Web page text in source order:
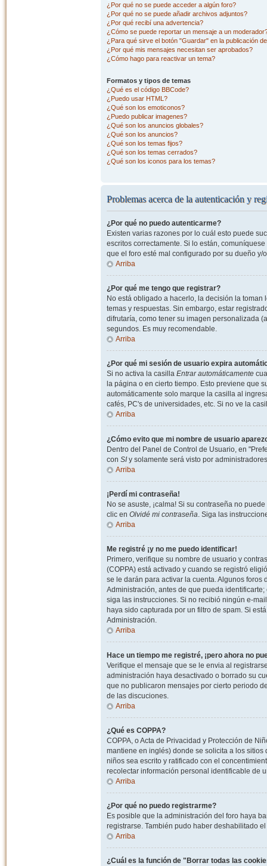
¿Por qué no se puede acceder a algún foro?
¿Por qué no se puede añadir archivos adjuntos?
¿Por qué recibí una advertencia?
¿Cómo se puede reportar un mensaje a un
¿Para qué sirve el botón "Guardar" en la publicación
¿Por qué mis mensajes necesitan ser aprobados?
¿Cómo hago para reactivar un tema?
Formatos y tipos de temas
¿Qué es el código BBCode?
¿Puedo usar HTML?
¿Qué son los emoticonos?
¿Puedo publicar imagenes?
¿Qué son los anuncios globales?
¿Qué son los anuncios?
¿Qué son los temas fijos?
¿Qué son los temas cerrados?
¿Qué son los iconos para los temas?
Problemas acerca de la autenticación y
¿Por qué no puedo autenticarme?
Existen varias razones por lo cuál esto puede
escritos correctamente. Si lo están,
que el foro esté mal configurado por su dueño
Arriba
¿Por qué me tengo que registrar?
No está obligado a hacerlo, la decisión la
temas y respuestas. Sin embargo, estar
difrutaría, como tener su imagen personalizada
segundos. Es muy recomendable.
Arriba
¿Por qué mi sesión de usuario expira
Si no activa la casilla Entrar automáticamente
la página o en cierto tiempo. Esto previene que
automáticamente solo marque la casilla al
cafés, PC's de universidades, etc. Si no ve la
Arriba
¿Cómo evito que mi nombre de usuario
Dentro del Panel de Control de Usuario, en
con SIy solamente será visto por
Arriba
¡Perdí mi contraseña!
No se asuste, ¡calma! Si su contraseña no
clic en Olvidé mi contraseña. Siga las
Arriba
Me registré ¡y no me puedo identificar!
Primero, verifique su nombre de usuario y
(COPPA) está activado y cuando se registró
se le darán para activar la cuenta. Algunos
Administración, antes de que pueda
siga las instrucciones. Si no recibió ningún e-
haya sido capturada por un filtro de spam. Si
Administración.
Arriba
Hace un tiempo me registré, ¡pero ahora no
Verifique el mensaje que se le envia al
administración haya desactivado o borrado su
que no publicaron mensajes por cierto periodo
de las discuciones.
Arriba
¿Qué es COPPA?
COPPA, o Acta de Privacidad y Protección de
mantiene en inglés) donde se solicita a los
niños sea escrito y ratificado con el
recolectar información personal identificable de
Arriba
¿Por qué no puedo registrarme?
Es posible que la administración del foro haya
registrarse. También pudo haber deshabilitado
Arriba
¿Cuál es la función de "Borrar todas las